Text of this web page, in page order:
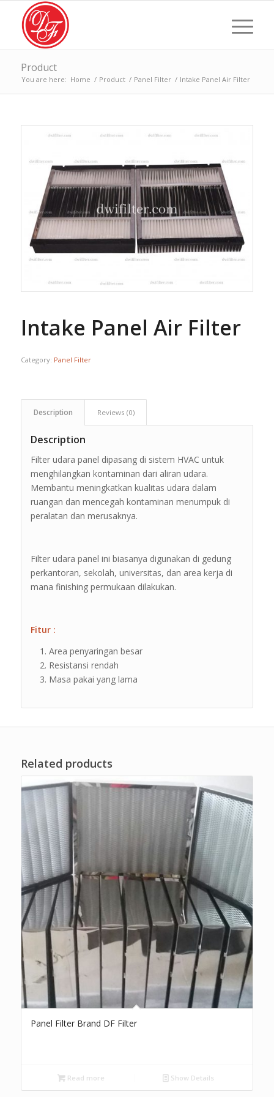
Product
You are here: Home / Product / Panel Filter / Intake Panel Air Filter
Intake Panel Air Filter
Category: Panel Filter
Description Reviews (0)
Description
Filter udara panel dipasang di sistem HVAC untuk
menghilangkan kontaminan dari aliran udara.
Membantu meningkatkan kualitas udara dalam
ruangan dan mencegah kontaminan menumpuk di
peralatan dan merusaknya.
Filter udara panel ini biasanya digunakan di gedung
perkantoran, sekolah, universitas, dan area kerja di
mana finishing permukaan dilakukan.
Fitur :
Area penyaringan besar
Resistansi rendah
Masa pakai yang lama
Related products
Panel Filter Brand DF Filter
Read more Show Details